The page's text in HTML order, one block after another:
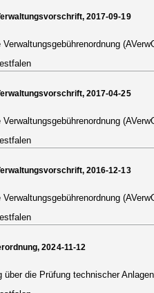
2017-09-19
2017-04-25
2016-12-13
2024-11-12
über die Prüfung technischer